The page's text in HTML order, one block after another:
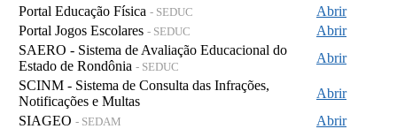
Portal Educação Física - SEDUC
Abrir
Portal Jogos Escolares - SEDUC
Abrir
SAERO - Sistema de Avaliação Educacional do
Estado de Rondônia - SEDUC
Abrir
SCINM - Sistema de Consulta das Infrações,
Notificações e Multas
Abrir
SIAGEO - SEDAM
Abrir